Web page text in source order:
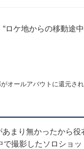
ロケ地からの移動途
ールアバウトに還元され
まり無かったから役
撮影したソロショ